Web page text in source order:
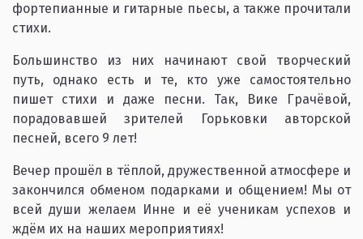
фортепианные и гитарные пьесы, а также прочитали
стихи.
Большинство из них начинают свой творческий
путь, однако есть и те, кто уже самостоятельно
пишет стихи и даже песни. Так, Вике Грачёвой,
порадовавшей зрителей Горьковки авторской
песней, всего 9 лет!
Вечер прошёл в тёплой, дружественной атмосфере и
закончился обменом подарками и общением! Мы от
всей души желаем Инне и её ученикам успехов и
ждём их на наших мероприятиях!